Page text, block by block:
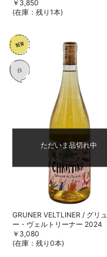
￥3,850
(在庫：残り1本)
ただいま品切れ中
GRUNER VELTLINER / グリ
ー・ヴェルトリーナー 2024
￥3,080
(在庫：残り0本)